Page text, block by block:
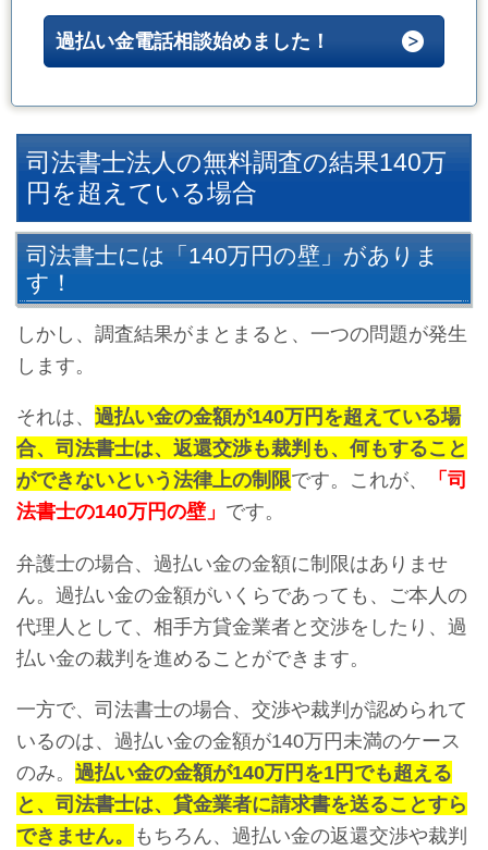
過払い金電話相談始めました！
司法書士法人の無料調査の結果140万
円を超えている場合
司法書士には「140万円の壁」がありま
す！
しかし、調査結果がまとまると、一つの問題が発生
します。
それは、 過払い金の金額が140万円を超えている場
合、司法書士は、返還交渉も裁判も、何もすること
ができないという法律上の制限です。これが、
「司
法書士の140万円の壁」 です。
弁護士の場合、過払い金の金額に制限はありませ
ん。過払い金の金額がいくらであっても、ご本人の
代理人として、相手方貸金業者と交渉をしたり、過
払い金の裁判を進めることができます。
一方で、司法書士の場合、交渉や裁判が認められて
いるのは、過払い金の金額が140万円未満のケース
のみ。 過払い金の金額が140万円を1円でも超える
と、司法書士は、貸金業者に請求書を送ることすら
できません。
もちろん、過払い金の返還交渉や裁判